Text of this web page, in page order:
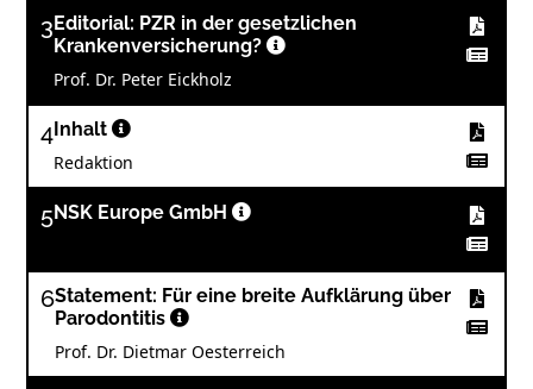
3 Editorial: PZR in der gesetzlichen
Krankenversicherung?
Prof. Dr. Peter Eickholz
4 Inhalt
Redaktion
5NSK Europe GmbH
6Statement: Für eine breite Aufklärung über
Parodontitis
Prof. Dr. Dietmar Oesterreich